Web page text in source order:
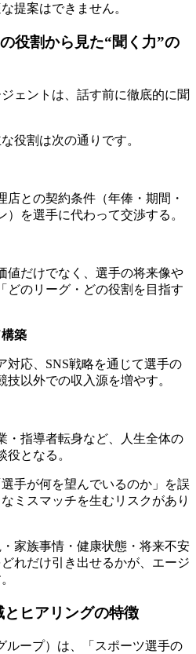
提案はできません。
役割から見た“聞く力”の
ェントは、話す前に徹底的に聞
役割は次の通りです。
店との契約条件（年俸・期間・
）を選手に代わって交渉する。
値だけでなく、選手の将来像や
どのリーグ・どの役割を目指す
築
対応、SNS戦略を通じて選手の
技以外での収入源を増やす。
・指導者転身など、人生全体の
役となる。
手が何を望んでいるのか」を誤
ミスマッチを生むリスクがあり
家族事情・健康状態・将来不安
れだけ引き出せるかが、エージ
ヒアリングの特徴
ループ）は、「スポーツ選手の